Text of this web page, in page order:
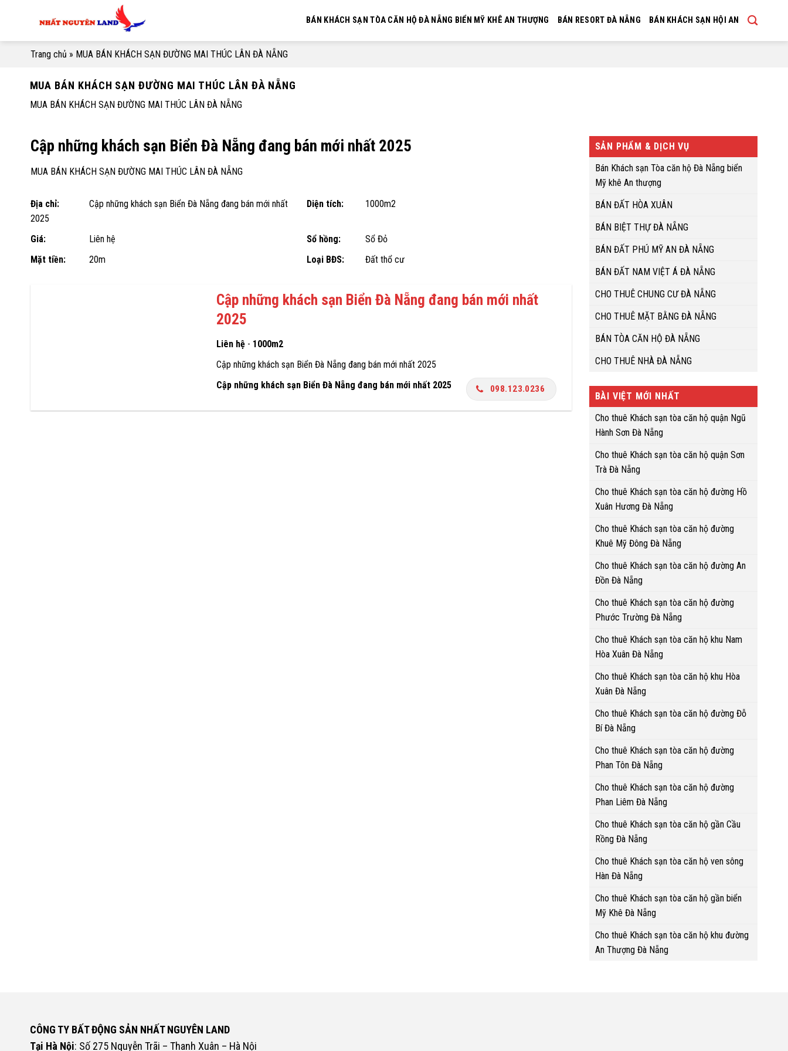
BÁN KHÁCH SẠN TÒA CĂN HỘ ĐÀ NẴNG BIỂN MỸ KHÊ AN THƯỢNG BÁN RESORT ĐÀ NẴNG BÁN KHÁCH SẠN HỘI AN
Trang chủ » MUA BÁN KHÁCH SẠN ĐƯỜNG MAI THÚC LÂN ĐÀ NẴNG
MUA BÁN KHÁCH SẠN ĐƯỜNG MAI THÚC LÂN ĐÀ NẴNG
MUA BÁN KHÁCH SẠN ĐƯỜNG MAI THÚC LÂN ĐÀ NẴNG
Cập những khách sạn Biển Đà Nẵng đang bán mới nhất 2025
MUA BÁN KHÁCH SẠN ĐƯỜNG MAI THÚC LÂN ĐÀ NẴNG
Địa chỉ:
Cập những khách sạn Biển Đà Nẵng đang bán mới nhất
2025
Diện tích: 1000m2
Giá: Liên hệ Sổ hồng:
Sổ Đỏ
Mặt tiền:
20m Loại BĐS: Đất thổ cư
Cập những khách sạn Biển Đà Nẵng đang bán mới nhất
2025
Liên hệ - 1000m2
Cập những khách sạn Biển Đà Nẵng đang bán mới nhất 2025
Cập những khách sạn Biển Đà Nẵng đang bán mới nhất 2025
098.123.0236
SẢN PHẨM & DỊCH VỤ
Bán Khách sạn Tòa căn hộ Đà Nẵng biển
Mỹ khê An thượng
BÁN ĐẤT HÒA XUÂN
BÁN BIỆT THỰ ĐÀ NẴNG
BÁN ĐẤT PHÚ MỸ AN ĐÀ NẴNG
BÁN ĐẤT NAM VIỆT Á ĐÀ NẴNG
CHO THUÊ CHUNG CƯ ĐÀ NẴNG
CHO THUÊ MẶT BẰNG ĐÀ NẴNG
BÁN TÒA CĂN HỘ ĐÀ NẴNG
CHO THUÊ NHÀ ĐÀ NẴNG
BÀI VIỆT MỚI NHẤT
Cho thuê Khách sạn tòa căn hộ quận Ngũ
Hành Sơn Đà Nẵng
Cho thuê Khách sạn tòa căn hộ quận Sơn
Trà Đà Nẵng
Cho thuê Khách sạn tòa căn hộ đường Hồ
Xuân Hương Đà Nẵng
Cho thuê Khách sạn tòa căn hộ đường
Khuê Mỹ Đông Đà Nẵng
Cho thuê Khách sạn tòa căn hộ đường An
Đồn Đà Nẵng
Cho thuê Khách sạn tòa căn hộ đường
Phước Trường Đà Nẵng
Cho thuê Khách sạn tòa căn hộ khu Nam
Hòa Xuân Đà Nẵng
Cho thuê Khách sạn tòa căn hộ khu Hòa
Xuân Đà Nẵng
Cho thuê Khách sạn tòa căn hộ đường Đỗ
Bí Đà Nẵng
Cho thuê Khách sạn tòa căn hộ đường
Phan Tôn Đà Nẵng
Cho thuê Khách sạn tòa căn hộ đường
Phan Liêm Đà Nẵng
Cho thuê Khách sạn tòa căn hộ gần Cầu
Rồng Đà Nẵng
Cho thuê Khách sạn tòa căn hộ ven sông
Hàn Đà Nẵng
Cho thuê Khách sạn tòa căn hộ gần biển
Mỹ Khê Đà Nẵng
Cho thuê Khách sạn tòa căn hộ khu đường
An Thượng Đà Nẵng
CÔNG TY BẤT ĐỘNG SẢN NHẤT NGUYÊN LAND
Tại Hà Nội: Số 275 Nguyễn Trãi – Thanh Xuân – Hà Nội